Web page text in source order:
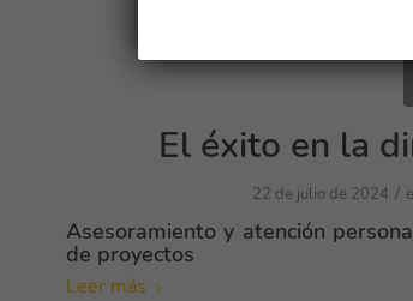
El éxito en la
22 de julio de 2024 /
Asesoramiento y atención
de proyectos
Leer más